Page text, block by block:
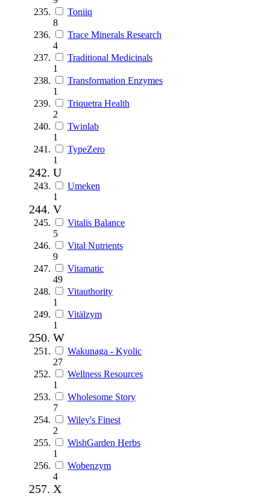
Toniiq
8
Trace Minerals Research
4
Traditional Medicinals
1
Transformation Enzymes
1
Triquetra Health
2
Twinlab
1
TypeZero
1
U
Umeken
1
V
Vitalis Balance
5
Vital Nutrients
9
Vitamatic
49
Vitauthority
1
Vitälzym
1
W
Wakunaga - Kyolic
27
Wellness Resources
1
Wholesome Story
7
Wiley's Finest
2
WishGarden Herbs
1
Wobenzym
4
X